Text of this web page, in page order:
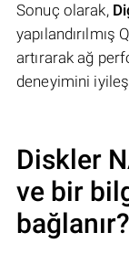
Sonuç olarak,
artırarak ağ
deneyimini
Diskler
ve bir
bağlanır?